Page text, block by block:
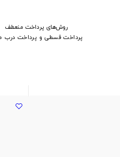
روش‌های پرداخت منعطف
پرداخت قسطی و پرداخت درب